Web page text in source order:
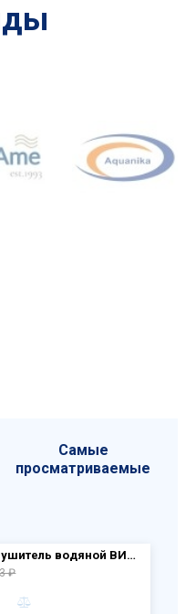
Самые
просматриваемые
Полотенцесушитель водяной ВИД 15А 100х60 РАСПРОДАЖА витринный экземпляр
₽